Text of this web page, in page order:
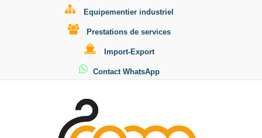
Equipementier industriel
Prestations de services
Import-Export
Contact WhatsApp